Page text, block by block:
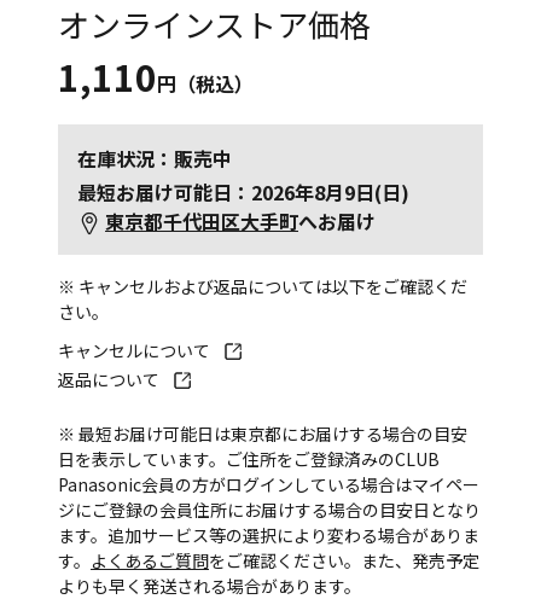
オンラインストア価格
1,110円（税込）
在庫状況：販売中
最短お届け可能日：2026年8月9日(日)
東京都千代田区大手町へお届け
※ キャンセルおよび返品については以下をご確認くだ
さい。
キャンセルについて
返品について
※ 最短お届け可能日は東京都にお届けする場合の目安
日を表示しています。ご住所をご登録済みのCLUB
Panasonic会員の方がログインしている場合はマイペー
ジにご登録の会員住所にお届けする場合の目安日となり
ます。追加サービス等の選択により変わる場合がありま
す。 よくあるご質問をご確認ください。また、発売予定
よりも早く発送される場合があります。